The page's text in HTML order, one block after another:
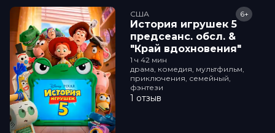
США
История игрушек 5
прeдсeанc. обсл. &
"Край вдохновения"
6+
1 ч 42 мин
драма, комедия, мультфильм,
приключения, семейный,
фэнтези
1 отзыв